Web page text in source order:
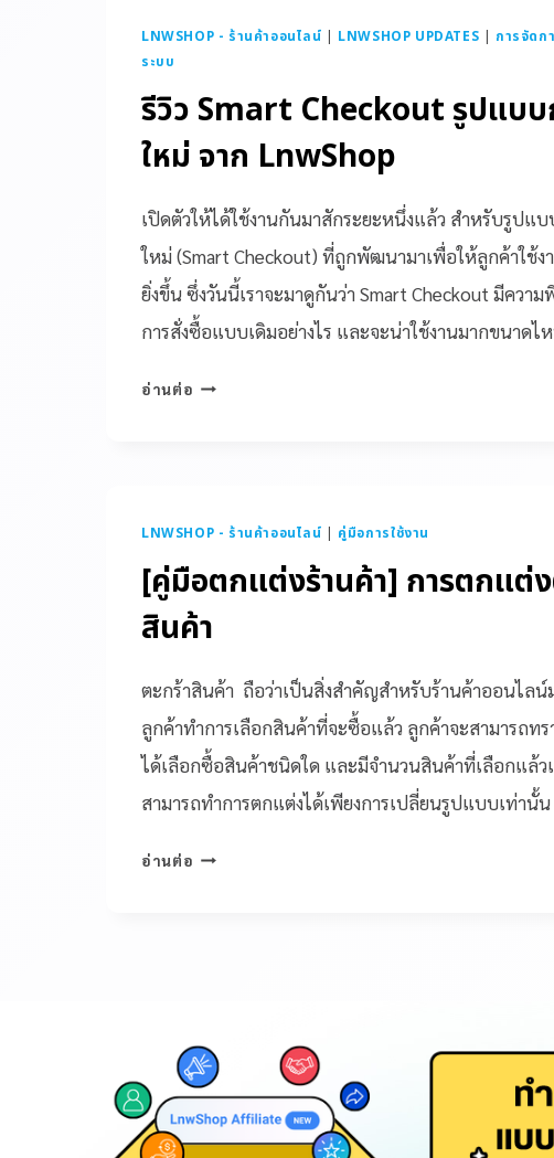
LNWSHOP - ร้านค้าออนไลน์ | LNWSHOP UPDATES | การจัดก
ระบบ
รีวิว Smart Checkout รูปแบบ
ใหม่ จาก LnwShop
เปิดตัวให้ได้ใช้งานกันมาสักระยะหนึ่งแล้ว สำหรับรูปแ
ใหม่ (Smart Checkout) ที่ถูกพัฒนามาเพื่อให้ลูกค้าใช้ง
ยิ่งขึ้น ซึ่งวันนี้เราจะมาดูกันว่า Smart Checkout มีควา
การสั่งซื้อแบบเดิมอย่างไร และจะน่าใช้งานมากขนาดไ
อ่านต่อ
LNWSHOP - ร้านค้าออนไลน์ | คู่มือการใช้งาน
[คู่มือตกแต่งร้านค้า] การตกแต่ง
สินค้า
ตะกร้าสินค้า ถือว่าเป็นสิ่งสำคัญสำหรับร้านค้าออนไลน์
ลูกค้าทำการเลือกสินค้าที่จะซื้อแล้ว ลูกค้าจะสามารถทร
ได้เลือกซื้อสินค้าชนิดใด และมีจำนวนสินค้าที่เลือกแล้ว
สามารถทำการตกแต่งได้เพียงการเปลี่ยนรูปแบบเท่านั้น
อ่านต่อ